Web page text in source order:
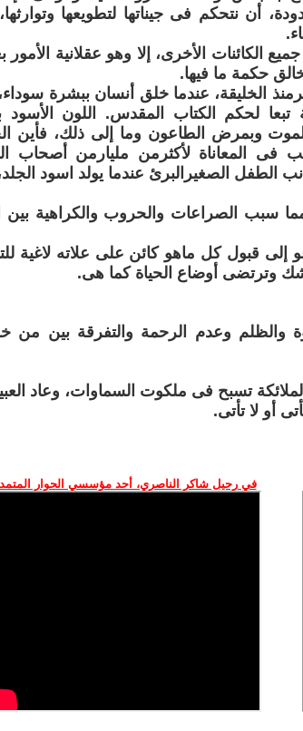
أن نتحكم فى جيناتها لتطويعها
الكائنات الأخرى، إلا وهو عقلانية الأمور
حكمة ما فيها.
الخليقة، عندما خلق أنسان ببشرة
تبعا لحكم الكتاب المقدس. اللون الأسود
وبمرض الطاعون وما إلى ذلك، فأين
المعاناة لأكثرمن مليارمن أصحاب
الطفل الصغيرالبرئ عندما يولد اسود
سبب الصراعات والحروب والكراهية بين
إلى قبول كل ماهو كائن على علاته لاغية
وترتضى أوضاع الحياة كما هى.
والظلم وعدم الرحمة والتفرقة بين من
تسبح فى ملكوت السماوات، وعاد
أو لا تأتى.
في رحيل شاكر الناصري، أحد مؤسسي الحوار